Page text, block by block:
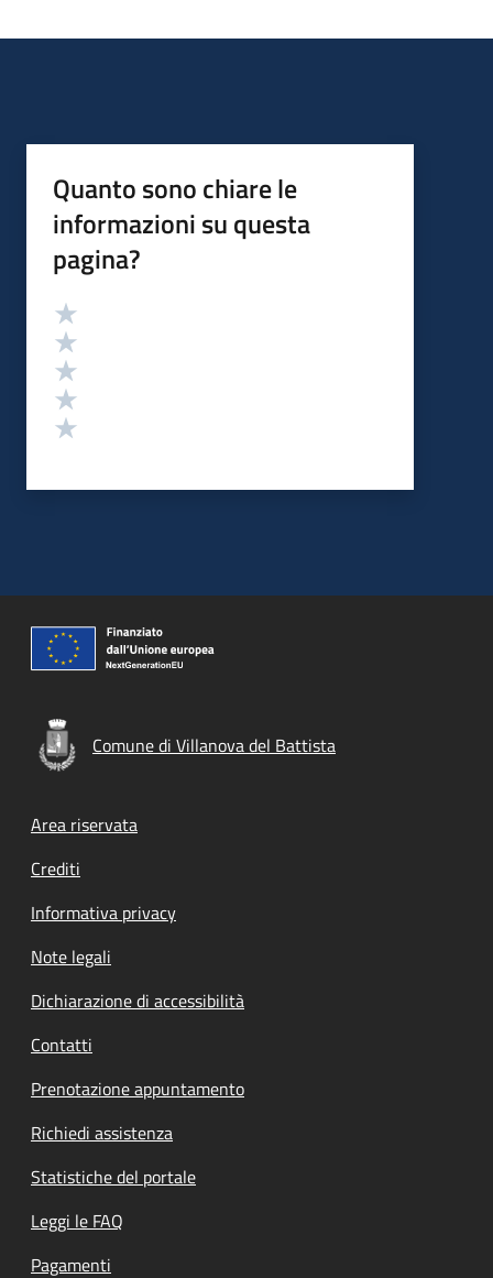
Quanto sono chiare le
informazioni su questa
pagina?
Valutazione
Comune di Villanova del Battista
Footer menu
Area riservata
Crediti
Informativa privacy
Note legali
Dichiarazione di accessibilità
Contatti
Prenotazione appuntamento
Richiedi assistenza
Statistiche del portale
Leggi le FAQ
Pagamenti